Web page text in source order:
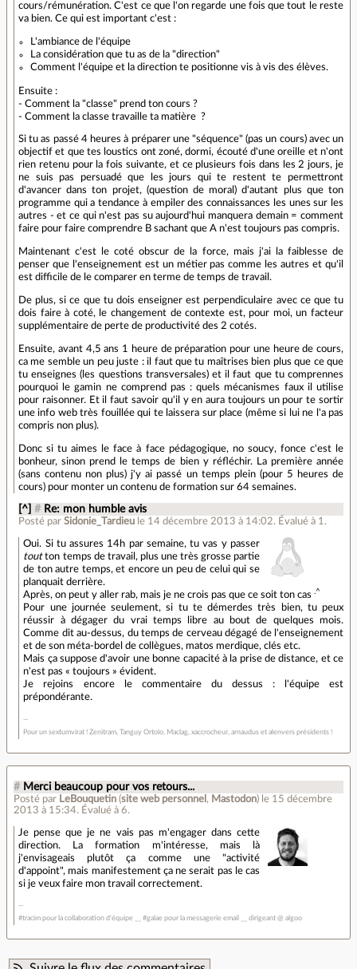
cours/rémunération. C'est ce que l'on regarde une fois que tout le reste
va bien. Ce qui est important c'est :
L'ambiance de l'équipe
La considération que tu as de la "direction"
Comment l'équipe et la direction te positionne vis à vis des élèves.
Ensuite :
- Comment la "classe" prend ton cours ?
- Comment la classe travaille ta matière ?
Si tu as passé 4 heures à préparer une "séquence" (pas un cours) avec un
objectif et que tes loustics ont zoné, dormi, écouté d'une oreille et n'ont
rien retenu pour la fois suivante, et ce plusieurs fois dans les 2 jours, je
ne suis pas persuadé que les jours qui te restent te permettront
d'avancer dans ton projet, (question de moral) d'autant plus que ton
programme qui a tendance à empiler des connaissances les unes sur les
autres - et ce qui n'est pas su aujourd'hui manquera demain = comment
faire pour faire comprendre B sachant que A n'est toujours pas compris.
Maintenant c'est le coté obscur de la force, mais j'ai la faiblesse de
penser que l'enseignement est un métier pas comme les autres et qu'il
est difficile de le comparer en terme de temps de travail.
De plus, si ce que tu dois enseigner est perpendiculaire avec ce que tu
dois faire à coté, le changement de contexte est, pour moi, un facteur
supplémentaire de perte de productivité des 2 cotés.
Ensuite, avant 4,5 ans 1 heure de préparation pour une heure de cours,
ca me semble un peu juste : il faut que tu maîtrises bien plus que ce que
tu enseignes (les questions transversales) et il faut que tu comprennes
pourquoi le gamin ne comprend pas : quels mécanismes faux il utilise
pour raisonner. Et il faut savoir qu'il y en aura toujours un pour te sortir
une info web très fouillée qui te laissera sur place (même si lui ne l'a pas
compris non plus).
Donc si tu aimes le face à face pédagogique, no soucy, fonce c'est le
bonheur, sinon prend le temps de bien y réfléchir. La première année
(sans contenu non plus) j'y ai passé un temps plein (pour 5 heures de
cours) pour monter un contenu de formation sur 64 semaines.
[^] # Re: mon humble avis
Posté parSidonie_Tardieu le 14 décembre 2013 à 14:02. Évalué à 1.
Oui. Si tu assures 14h par semaine, tu vas y passer
toutton temps de travail, plus une très grosse partie
de ton autre temps, et encore un peu de celui qui se
planquait derrière.
Après, on peut y aller rab, mais je ne crois pas que ce soit ton cas.^
Pour une journée seulement, si tu te démerdes très bien, tu peux
réussir à dégager du vrai temps libre au bout de quelques mois.
Comme dit au-dessus, du temps de cerveau dégagé de l'enseignement
et de son méta-bordel de collègues, matos merdique, clés etc.
Mais ça suppose d'avoir une bonne capacité à la prise de distance, et ce
n'est pas « toujours » évident.
Je rejoins encore le commentaire du dessus : l'équipe est
prépondérante.
Pour un sextumvirat ! Zenitram, Tanguy Ortolo, Maclag, xaccrocheur, arnaudus et alenvers présidents !
# Merci beaucoup pour vos retours...
Posté par LeBouquetin (site web personnel , Mastodon) le 15 décembre
2013 à 15:34. Évalué à 6.
Je pense que je ne vais pas m'engager dans cette
direction. La formation m'intéresse, mais là
j'envisageais plutôt ça comme une "activité
d'appoint", mais manifestement ça ne serait pas le cas
si je veux faire mon travail correctement.
#tracim pour la collaboration d'équipe __ #galae pour la messagerie email __ dirigeant @ algoo